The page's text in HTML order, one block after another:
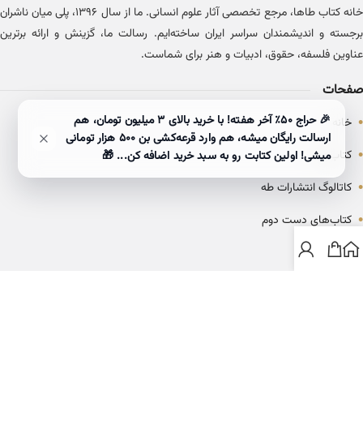
خانه کتاب طاها، مرجع تخصصی آثار علوم انسانی. ما از سال ۱۳۹۶، پلی میان ناشران
برجسته و اندیشمندان سراسر ایران ساخته‌ایم. رسالت ما، گزینش و ارائه برترین
عناوین فلسفه، حقوق، ادبیات و هنر برای شماست.
صفحات
• خانه
• کتاب‌ها
• کاتالوگ انتشارات طه
• کتاب‌های دست دوم
• بلاگ
🎉 حراج ۵۰٪ آخر هفته! با خرید بالای 3 میلیون تومان، هم
ارسالت رایگان میشه، هم وارد قرعه‌کشی بن ۵۰۰ هزار تومانی
میشی! اولین کتابت رو به سبد خرید اضافه کن... 🎁